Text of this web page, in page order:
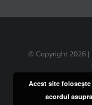
© Copyright 2026 |
Acest site
acordul